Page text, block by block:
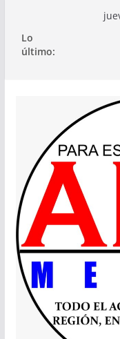
contenido
Lo
último: